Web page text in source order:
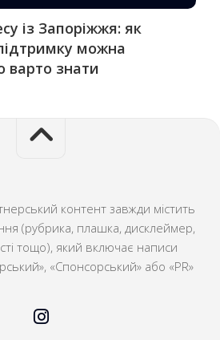
із Запоріжжя: як
можна
варто знати
контент завжди містить
(рубрика, плашка, дисклеймер,
тощо), який включає написи
«Спонсорський» або «PR»